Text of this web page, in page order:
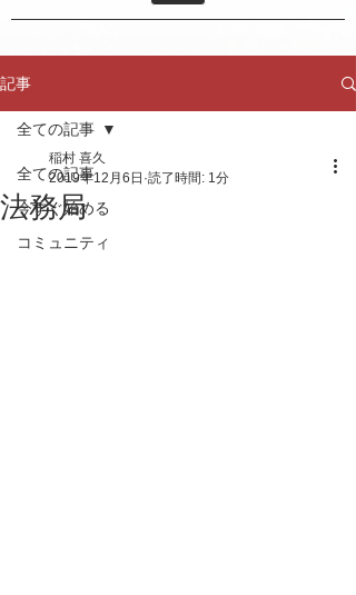
記事
全ての記事
今すぐ始める
コミュニティ
全ての記事
法務局
稲村 喜久
2019年12月6日 読了時間: 1分